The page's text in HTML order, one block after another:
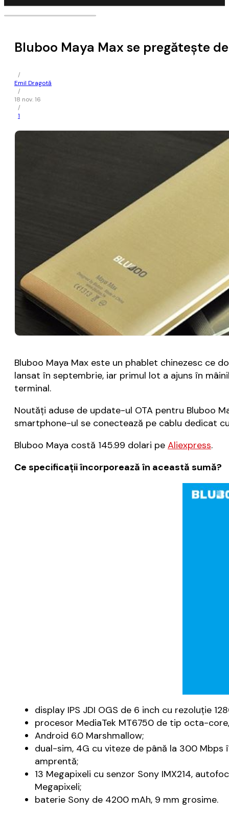
Bluboo Maya Max se pregătește
/
Emil Dragotă
/
18 nov. 16
/
1
Bluboo Maya Max este un phablet chinezesc ce
lansat în septembrie, iar primul lot a ajuns în
terminal.
Noutăți aduse de update-ul OTA pentru Bluboo
smartphone-ul se conectează pe cablu dedicat
Bluboo Maya costă 145.99 dolari pe Aliexpress.
Ce specificații încorporează în această sumă?
display IPS JDI OGS de 6 inch cu rezoluție
procesor MediaTek MT6750 de tip octa-
Android 6.0 Marshmallow;
dual-sim, 4G cu viteze de până la 300
amprentă;
13 Megapixeli cu senzor Sony IMX214,
Megapixeli;
baterie Sony de 4200 mAh, 9 mm grosime.